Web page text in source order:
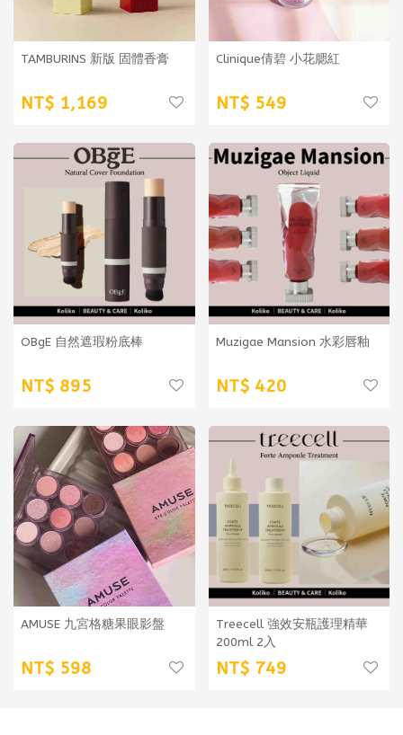
TAMBURINS 新版 固體香膏
1,169
Clinique倩碧 小花腮紅
549
OBgE 自然遮瑕粉底棒
895
Muzigae Mansion 水彩唇釉
420
AMUSE 九宮格糖果眼影盤
598
Treecell 強效安瓶護理精華
200ml 2入
749